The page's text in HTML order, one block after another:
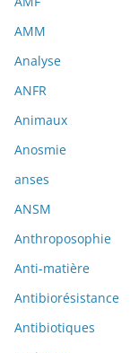
AMM
Analyse
ANFR
Animaux
Anosmie
anses
ANSM
Anthroposophie
Anti-matière
Antibiorésistance
Antibiotiques